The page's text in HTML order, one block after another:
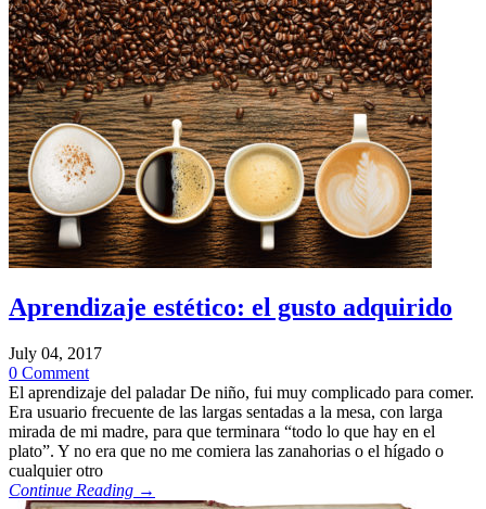
Aprendizaje estético: el gusto adquirido
July 04, 2017
0 Comment
El aprendizaje del paladar De niño, fui muy complicado para comer.
Era usuario frecuente de las largas sentadas a la mesa, con larga
mirada de mi madre, para que terminara “todo lo que hay en el
plato”. Y no era que no me comiera las zanahorias o el hígado o
cualquier otro
Continue Reading →